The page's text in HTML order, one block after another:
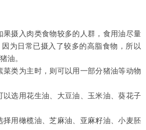
摄入肉类食物较多的人群，食用油尽量
为日常已摄入了较多的高脂食物，所以
油。
类为主时，则可以用一部分猪油等动物
选用花生油、大豆油、玉米油、葵花子
用橄榄油、芝麻油、亚麻籽油、小麦胚